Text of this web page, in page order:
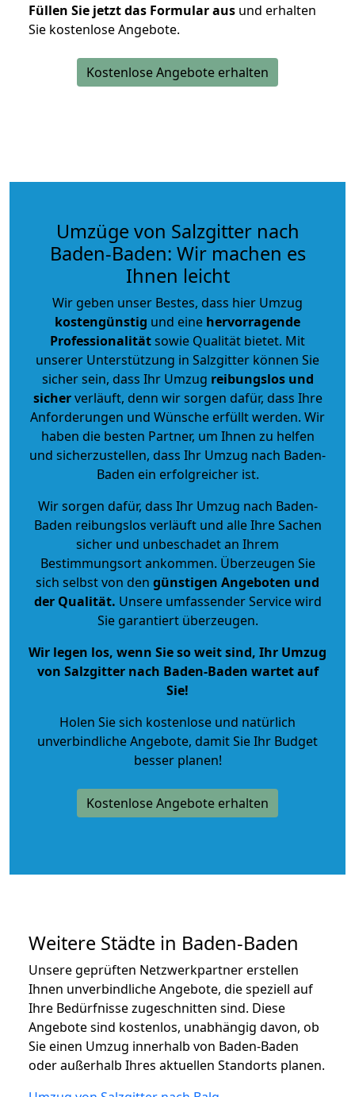
Füllen Sie jetzt das Formular aus und erhalten
Sie kostenlose Angebote.
Kostenlose Angebote erhalten
Umzüge von Salzgitter nach
Baden-Baden: Wir machen es
Ihnen leicht
Wir geben unser Bestes, dass hier Umzug
kostengünstig und eine hervorragende
Professionalitätsowie Qualität bietet. Mit
unserer Unterstützung in Salzgitter können Sie
sicher sein, dass Ihr Umzug reibungslos und
sicherverläuft, denn wir sorgen dafür, dass Ihre
Anforderungen und Wünsche erfüllt werden. Wir
haben die besten Partner, um Ihnen zu helfen
und sicherzustellen, dass Ihr Umzug nach Baden-
Baden ein erfolgreicher ist.
Wir sorgen dafür, dass Ihr Umzug nach Baden-
Baden reibungslos verläuft und alle Ihre Sachen
sicher und unbeschadet an Ihrem
Bestimmungsort ankommen. Überzeugen Sie
sich selbst von den günstigen Angeboten und
der Qualität. Unsere umfassender Service wird
Sie garantiert überzeugen.
Wir legen los, wenn Sie so weit sind, Ihr Umzug
von Salzgitter nach Baden-Baden wartet auf
Sie!
Holen Sie sich kostenlose und natürlich
unverbindliche Angebote, damit Sie Ihr Budget
besser planen!
Kostenlose Angebote erhalten
Weitere Städte in Baden-Baden
Unsere geprüften Netzwerkpartner erstellen
Ihnen unverbindliche Angebote, die speziell auf
Ihre Bedürfnisse zugeschnitten sind. Diese
Angebote sind kostenlos, unabhängig davon, ob
Sie einen Umzug innerhalb von Baden-Baden
oder außerhalb Ihres aktuellen Standorts planen.